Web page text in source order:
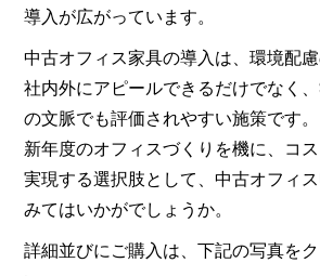
導入が広がっています。
中古オフィス家具の導入は、環境配
社内外にアピールできるだけでなく、
の文脈でも評価されやすい施策です。
新年度のオフィスづくりを機に、コ
実現する選択肢として、中古オフィ
みてはいかがでしょうか。
詳細並びにご購入は、下記の写真を